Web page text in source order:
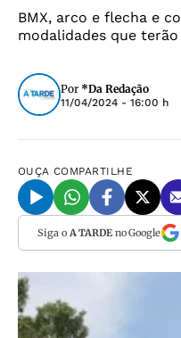
BMX, arco e flecha e
modalidades que
Por *Da Redação
11/04/2024 - 16:00 h
OUÇA COMPARTILHE
Siga o A TARDEno Google